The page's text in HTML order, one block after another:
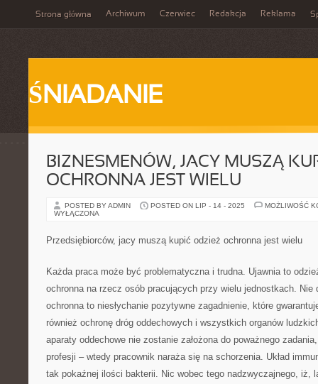
Strona główna Archiwum Czerwiec Redakcja Reklama
ŚNIADANIE
BIZNESMENÓW, JACY MUSZĄ
OCHRONNA JEST WIELU
POSTED BY ADMIN POSTED ON LIP - 14 - 2025
MOŻLIWOŚĆ
WYŁĄCZONA
Przedsiębiorców, jacy muszą kupić odzież ochronna jest wielu
Każda praca może być problematyczna i trudna. Ujawnia to
ochronna na rzecz osób pracujących przy wielu jednostkach.
ochronna to niesłychanie pozytywne zagadnienie, które
również ochronę dróg oddechowych i wszystkich organów
aparaty oddechowe nie zostanie założona do poważnego
profesji – wtedy pracownik naraża się na schorzenia. Układ
tak pokaźnej ilości bakterii. Nic wobec tego nadzwyczajnego, iż,